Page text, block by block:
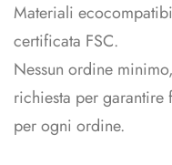
Materiali
certificata FSC.
Nessun ordine
richiesta per garantire
per ogni ordine.